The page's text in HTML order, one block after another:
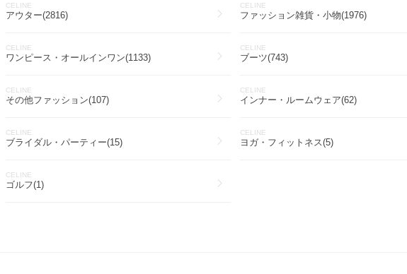
CELINE
アウター(2816)
CELINE
ファッション雑貨・小物(1976)
CELINE
ワンピース・オールインワン(1133)
CELINE
ブーツ(743)
CELINE
その他ファッション(107)
CELINE
インナー・ルームウェア(62)
CELINE
ブライダル・パーティー(15)
CELINE
ヨガ・フィットネス(5)
CELINE
ゴルフ(1)